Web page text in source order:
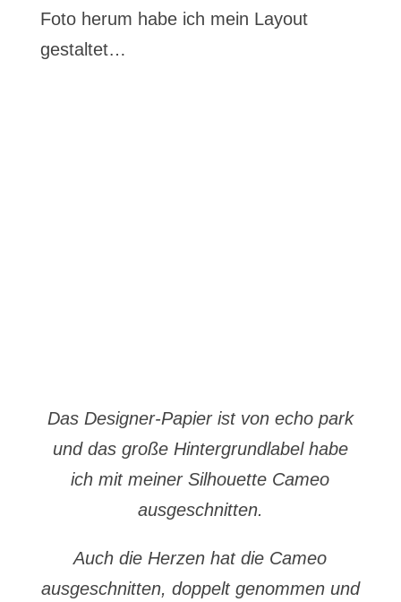
Foto herum habe ich mein Layout
gestaltet…
Das Designer-Papier ist von echo park
und das große Hintergrundlabel habe
ich mit meiner Silhouette Cameo
ausgeschnitten.
Auch die Herzen hat die Cameo
ausgeschnitten, doppelt genommen und